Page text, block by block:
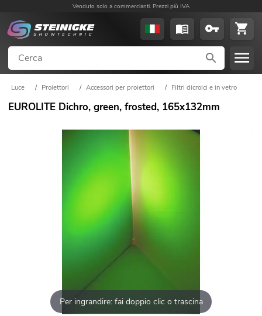
Venduto solo a commercianti. Prezzi più IVA
Luce / Proiettori / Accessori per proiettori / Filtri dicroici e in vetro
EUROLITE Dichro, green, frosted, 165x132mm
Per ingrandire: fai doppio clic o trascina